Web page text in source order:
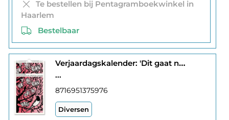
Te bestellen bij Pentagramboekwinkel in
Haarlem
Bestelbaar
Verjaardagskalender: 'Dit gaat nooit voorbij', Octavie Wolters
...
8716951375976
Diversen